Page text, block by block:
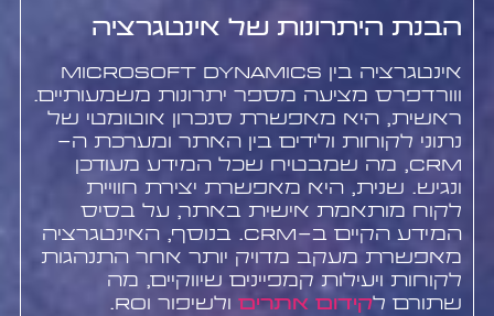
הבנת היתרונות של אינטגרציה
אינטגרציה בין Microsoft Dynamics
ווורדפרס מציעה מספר יתרונות משמעותיים.
ראשית, היא מאפשרת סנכרון אוטומטי של
נתוני לקוחות ולידים בין האתר ומערכת ה-
CRM, מה שמבטיח שכל המידע מעודכן
ונגיש. שנית, היא מאפשרת יצירת חוויית
לקוח מותאמת אישית באתר, על בסיס
המידע הקיים ב-CRM. בנוסף, האינטגרציה
מאפשרת מעקב מדויק יותר אחר התנהגות
לקוחות ויעילות קמפיינים שיווקיים, מה
שתורם לקידום אתריםולשיפור ROI.